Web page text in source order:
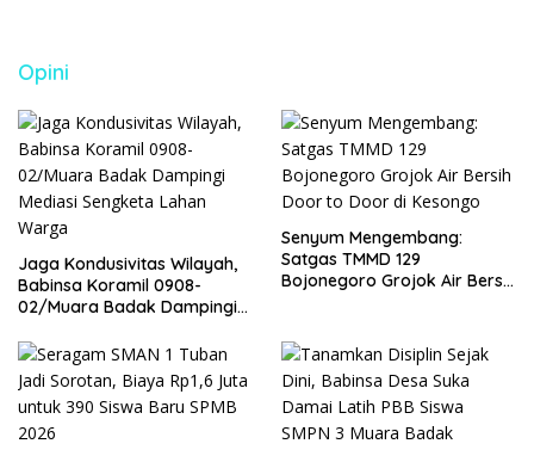
Opini
Jaga Kondusivitas Wilayah,
Babinsa Koramil 0908-
02/Muara Badak Dampingi
Warga
Senyum Mengembang:
Satgas TMMD 129
Bojonegoro Grojok Air Bersih